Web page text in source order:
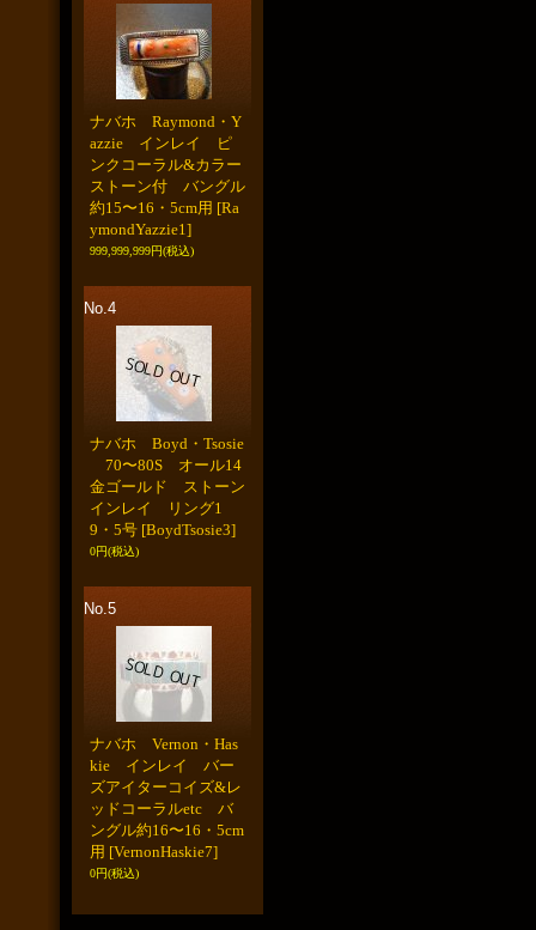
ナバホ Raymond・Y
azzie インレイ ピ
ンクコーラル&カラー
ストーン付 バングル
約15〜16・5cm用 [Ra
ymondYazzie1]
999,999,999円(税込)
No.4
ナバホ Boyd・Tsosie
70〜80S オール14
金ゴールド ストーン
インレイ リング1
9・5号 [BoydTsosie3]
0円(税込)
No.5
ナバホ Vernon・Has
kie インレイ バー
ズアイターコイズ&レ
ッドコーラルetc バ
ングル約16〜16・5cm
用 [VernonHaskie7]
0円(税込)